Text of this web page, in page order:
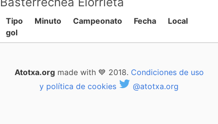
Tipo
gol
Minuto Campeonato Fecha Local
Atotxa.orgmade with 💙 2018. Condiciones de uso
y política de cookies
@atotxa.org